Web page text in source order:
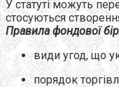
У статуті можуть
стосуються
Правила фондової
види угод, що
порядок